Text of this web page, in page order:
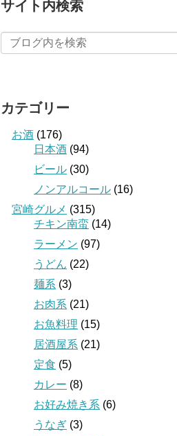
サイト内検索
カテゴリー
お酒 (176)
日本酒 (94)
ビール (30)
ノンアルコール (16)
宮崎グルメ (315)
チキン南蛮 (14)
ラーメン (97)
うどん (22)
麺系 (3)
お肉系 (21)
お魚料理 (15)
居酒屋系 (21)
定食 (5)
カレー (8)
お好み焼き系 (6)
うなぎ (3)